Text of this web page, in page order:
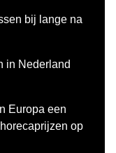
bij lange na
in Nederland
Europa een
op